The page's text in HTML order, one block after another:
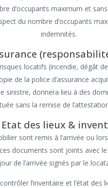
d’occupants maximum et
du nombre d’occupants
indemnités.
locatifs (incendie, dégât
de la police d’assurance
sinistre, donnera lieu à des
sans la remise de
Etat des lieux &
sont remis à l’arrivée ou
documents sont joints avec
jour de l’arrivée signés par le
l’inventaire et l’état des